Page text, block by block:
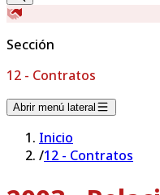
Sección
12 - Contratos
Abrir menú lateral
Inicio
/12 - Contratos